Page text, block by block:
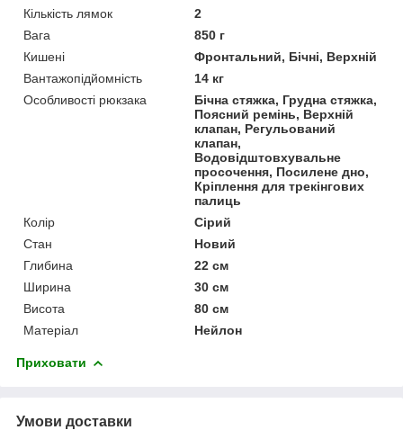
Кількість лямок
2
Вага
850 г
Кишені
Фронтальний, Бічні, Верхній
Вантажопідйомність
14 кг
Особливості рюкзака
Бічна стяжка, Грудна стяжка,
Поясний ремінь, Верхній
клапан, Регульований
клапан,
Водовідштовхувальне
просочення, Посилене дно,
Кріплення для трекінгових
палиць
Колір
Сірий
Стан
Новий
Глибина
22 см
Ширина
30 см
Висота
80 см
Матеріал
Нейлон
Приховати
Умови доставки